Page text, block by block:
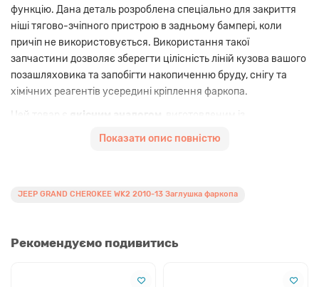
функцію. Дана деталь розроблена спеціально для закриття
ніші тягово-зчіпного пристрою в задньому бампері, коли
причіп не використовується. Використання такої
запчастини дозволяє зберегти цілісність ліній кузова вашого
позашляховика та запобігти накопиченню бруду, снігу та
хімічних реагентів усередині кріплення фаркопа.
Цей товар є
якісним аналогом
, виготовленим із
високоміцного ABS-пластику, що за своїми технічними
(fitment) без необхідності додаткового доопрацювання або
під час автоматичного миття автомобіля. Це оптимальне
Показати опис повністю
JEEP GRAND CHEROKEE WK2 2010-13 Заглушка фаркопа
Рекомендуємо подивитись